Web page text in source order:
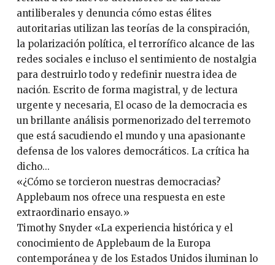
antiliberales y denuncia cómo estas élites
autoritarias utilizan las teorías de la conspiración,
la polarización política, el terrorífico alcance de las
redes sociales e incluso el sentimiento de nostalgia
para destruirlo todo y redefinir nuestra idea de
nación. Escrito de forma magistral, y de lectura
urgente y necesaria, El ocaso de la democracia es
un brillante análisis pormenorizado del terremoto
que está sacudiendo el mundo y una apasionante
defensa de los valores democráticos. La crítica ha
dicho...
«¿Cómo se torcieron nuestras democracias?
Applebaum nos ofrece una respuesta en este
extraordinario ensayo.»
Timothy Snyder «La experiencia histórica y el
conocimiento de Applebaum de la Europa
contemporánea y de los Estados Unidos iluminan lo